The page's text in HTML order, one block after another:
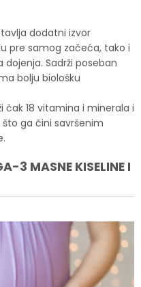
dodatni izvor
pre samog začeća, tako i
Sadrži poseban
bolju biološku
18 vitamina i minerala i
ga čini savršenim
3 MASNE KISELINE I